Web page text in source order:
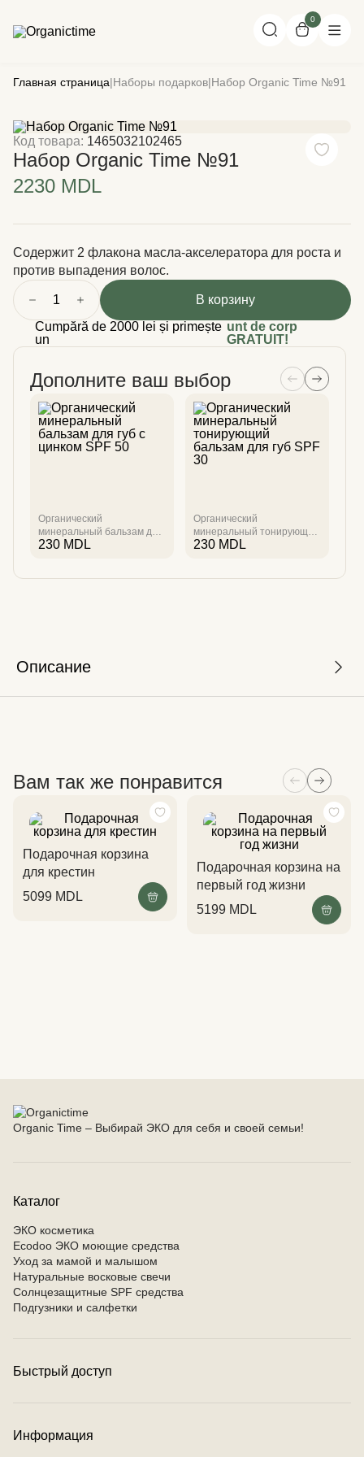
0
Главная страница|Наборы подарков|Набор Organic Time №91
Код товара: 1465032102465
Набор Organic Time №91
2230 MDL
Содержит 2 флакона масла-акселератора для роста и
против выпадения волос.
1
В корзину
Cumpără de 2000 lei și primește
un
unt de corp
GRATUIT!
Дополните ваш выбор
Органический
минеральный бальзам для
губ с цинком SPF 50
230 MDL
Органический
минеральный тонирующий
бальзам для губ SPF 30
230 MDL
Описание
Вам так же понравится
Подарочная корзина
для крестин
5099 MDL
Подарочная корзина на
первый год жизни
5199 MDL
Organic Time – Выбирай ЭКО для себя и своей семьи!
Каталог
ЭКО косметика
Ecodoo ЭКО моющие средства
Уход за мамой и малышом
Натуральные восковые свечи
Солнцезащитные SPF средства
Подгузники и салфетки
Быстрый доступ
Условия доставки
Программа лояльности
Информация